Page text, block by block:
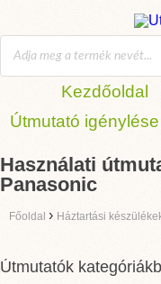
Kezdőoldal
Útmutató igénylése
Használati
Panasonic
Főoldal › Háztartási
Útmutatók